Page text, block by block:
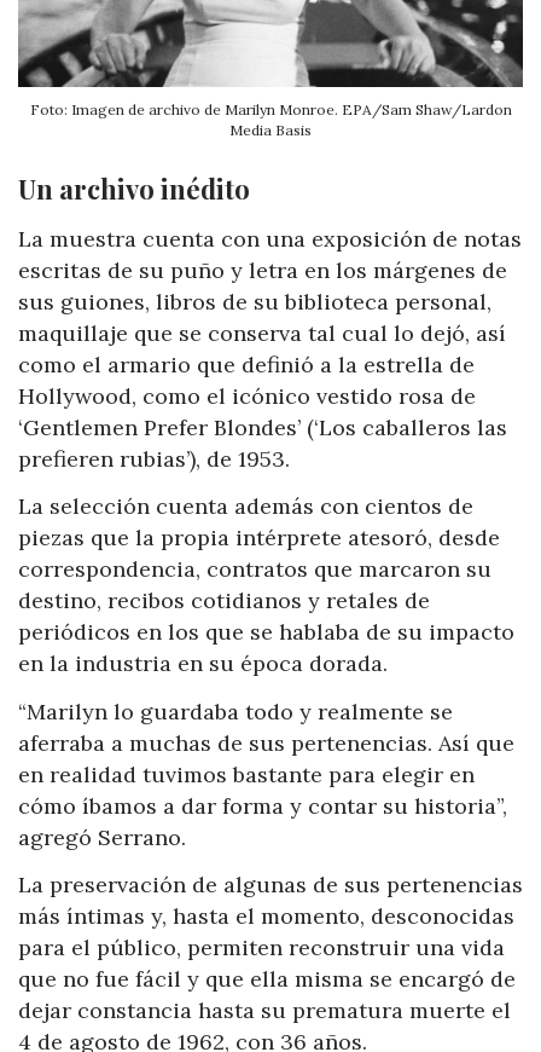
Foto: Imagen de archivo de Marilyn Monroe. EPA/Sam Shaw/Lardon
Media Basis
Un archivo inédito
La muestra cuenta con una exposición de notas
escritas de su puño y letra en los márgenes de
sus guiones, libros de su biblioteca personal,
maquillaje que se conserva tal cual lo dejó, así
como el armario que definió a la estrella de
Hollywood, como el icónico vestido rosa de
‘Gentlemen Prefer Blondes’ (‘Los caballeros las
prefieren rubias’), de 1953.
La selección cuenta además con cientos de
piezas que la propia intérprete atesoró, desde
correspondencia, contratos que marcaron su
destino, recibos cotidianos y retales de
periódicos en los que se hablaba de su impacto
en la industria en su época dorada.
“Marilyn lo guardaba todo y realmente se
aferraba a muchas de sus pertenencias. Así que
en realidad tuvimos bastante para elegir en
cómo íbamos a dar forma y contar su historia”,
agregó Serrano.
La preservación de algunas de sus pertenencias
más íntimas y, hasta el momento, desconocidas
para el público, permiten reconstruir una vida
que no fue fácil y que ella misma se encargó de
dejar constancia hasta su prematura muerte el
4 de agosto de 1962, con 36 años.